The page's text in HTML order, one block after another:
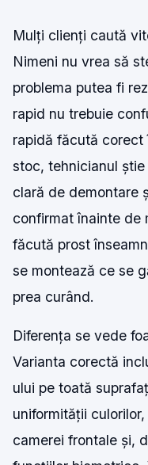
Mulți clienți caută
Nimeni nu vrea să
problema putea fi
rapid nu trebuie
rapidă făcută corect
stoc, tehnicianul
clară de demontare
confirmat înainte de
făcută prost
se montează ce se
prea curând.
Diferența se vede
Varianta corectă
ului pe toată
uniformității
camerei frontale și,